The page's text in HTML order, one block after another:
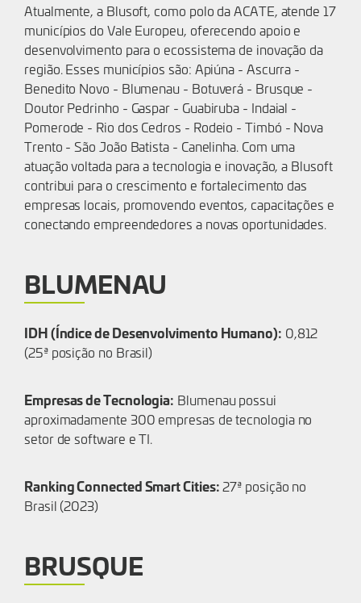
Atualmente, a Blusoft, como polo da ACATE, atende 17
municípios do Vale Europeu, oferecendo apoio e
desenvolvimento para o ecossistema de inovação da
região. Esses municípios são: Apiúna - Ascurra -
Benedito Novo - Blumenau - Botuverá - Brusque -
Doutor Pedrinho - Gaspar - Guabiruba - Indaial -
Pomerode - Rio dos Cedros - Rodeio - Timbó - Nova
Trento - São João Batista - Canelinha. Com uma
atuação voltada para a tecnologia e inovação, a Blusoft
contribui para o crescimento e fortalecimento das
empresas locais, promovendo eventos, capacitações e
conectando empreendedores a novas oportunidades.
BLUMENAU
IDH (Índice de Desenvolvimento Humano): 0,812
(25ª posição no Brasil)
Empresas de Tecnologia: Blumenau possui
aproximadamente 300 empresas de tecnologia no
setor de software e TI.
Ranking Connected Smart Cities:27ª posição no
Brasil (2023)
BRUSQUE